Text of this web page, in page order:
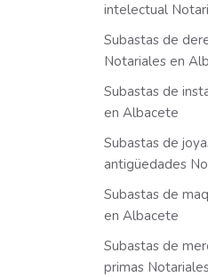
intelectual
Subastas de
Notariales en
Subastas de
en Albacete
Subastas de
antigüedades
Subastas de
en Albacete
Subastas de
primas